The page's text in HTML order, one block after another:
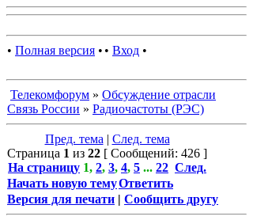
• Полная версия • • Вход •
Телекомфорум » Обсуждение отрасли
Связь России » Радиочастоты (РЭС)
Пред. тема | След. тема
Страница 1 из 22 [ Сообщений: 426 ]
На страницу 1, 2, 3, 4, 5 ... 22 След.
Начать новую темуОтветить
Версия для печати | Сообщить другу